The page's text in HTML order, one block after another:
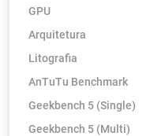
GPU
Arquitetura
Litografia
AnTuTu Benchmark
Geekbench 5 (Single)
Geekbench 5 (Multi)